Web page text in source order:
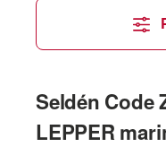
Seldén Code
LEPPER